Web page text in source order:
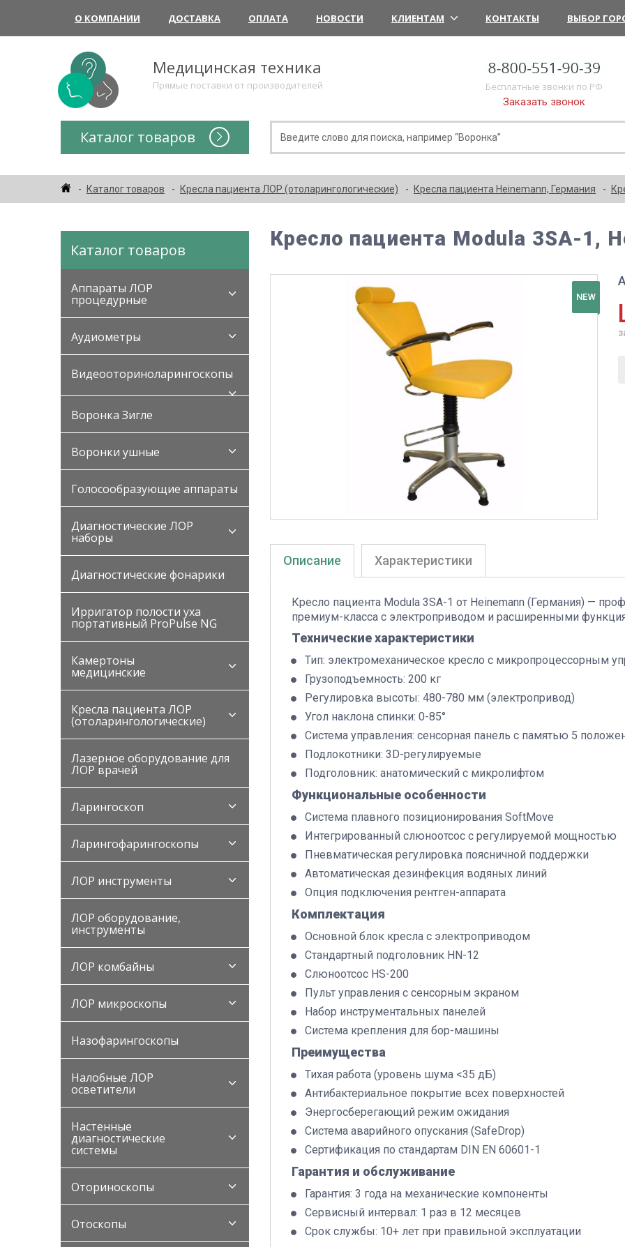
О КОМПАНИИ ДОСТАВКА ОПЛАТА НОВОСТИ КЛИЕНТАМ КОНТАКТЫ ВЫБОР
Медицинская техника
Прямые поставки от производителей
Бесплатные звонки по РФ
Заказать звонок
Каталог товаров
Каталог товаров Кресла пациента ЛОР (отоларингологические) Кресла пациента Heinemann, Германия
Каталог товаров
Аппараты ЛОР
процедурные
Аудиометры
Видеооториноларингоскопы
Воронка Зигле
Воронки ушные
Голосообразующие аппараты
Диагностические ЛОР
наборы
Диагностические фонарики
Ирригатор полости уха
портативный ProPulse NG
Камертоны
медицинские
Кресла пациента ЛОР
(отоларингологические)
Лазерное оборудование для
ЛОР врачей
Ларингоскоп
Ларингофарингоскопы
ЛОР инструменты
ЛОР оборудование,
инструменты
ЛОР комбайны
ЛОР микроскопы
Назофарингоскопы
Налобные ЛОР
осветители
Настенные
диагностические
системы
Оториноскопы
Отоскопы
Кресло пациента Modula 3SA-1,
NEW
Описание
Кресло пациента Modula 3SA-1 от Heinemann (Германия) —
премиум-класса с электроприводом и расширенными
Технические характеристики
Тип: электромеханическое кресло с микропроцессорным
Грузоподъемность: 200 кг
Регулировка высоты: 480-780 мм (электропривод)
Угол наклона спинки: 0-85°
Система управления: сенсорная панель с памятью 5
Подлокотники: 3D-регулируемые
Подголовник: анатомический с микролифтом
Функциональные особенности
Система плавного позиционирования SoftMove
Интегрированный слюноотсос с регулируемой мощностью
Пневматическая регулировка поясничной поддержки
Автоматическая дезинфекция водяных линий
Опция подключения рентген-аппарата
Комплектация
Основной блок кресла с электроприводом
Стандартный подголовник HN-12
Слюноотсос HS-200
Пульт управления с сенсорным экраном
Набор инструментальных панелей
Система крепления для бор-машины
Преимущества
Тихая работа (уровень шума <35 дБ)
Антибактериальное покрытие всех поверхностей
Энергосберегающий режим ожидания
Система аварийного опускания (SafeDrop)
Сертификация по стандартам DIN EN 60601-1
Гарантия и обслуживание
Гарантия: 3 года на механические компоненты
Сервисный интервал: 1 раз в 12 месяцев
Срок службы: 10+ лет при правильной эксплуатации
Характеристики